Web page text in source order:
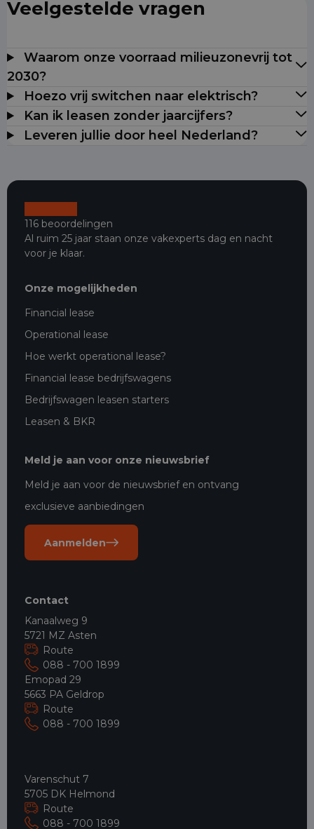
Veelgestelde vragen
Waarom onze voorraad milieuzonevrij tot
2030?
Hoezo vrij switchen naar elektrisch?
Kan ik leasen zonder jaarcijfers?
Leveren jullie door heel Nederland?
116 beoordelingen
Al ruim 25 jaar staan onze vakexperts dag en nacht
voor je klaar.
Onze mogelijkheden
Financial lease
Operational lease
Hoe werkt operational lease?
Financial lease bedrijfswagens
Bedrijfswagen leasen starters
Leasen & BKR
Meld je aan voor onze nieuwsbrief
Meld je aan voor de nieuwsbrief en ontvang
exclusieve aanbiedingen
Aanmelden
Contact
Kanaalweg 9
5721 MZ Asten
Route
088 - 700 1899
Emopad 29
5663 PA Geldrop
Route
088 - 700 1899
Varenschut 7
5705 DK Helmond
Route
088 - 700 1899